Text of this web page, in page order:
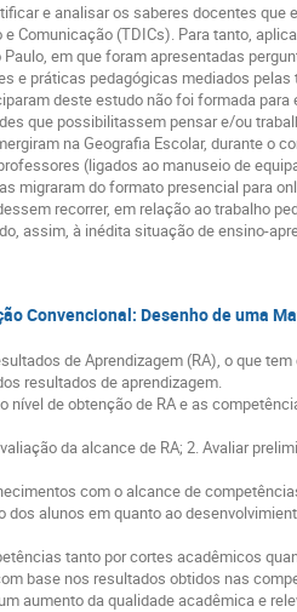
e analisar os saberes docentes que
Comunicação (TDICs). Para tanto,
em que foram apresentadas
e práticas pedagógicas mediados pelas
deste estudo não foi formada para
que possibilitassem pensar e/ou
na Geografia Escolar, durante o
(ligados ao manuseio de
migraram do formato presencial para
recorrer, em relação ao trabalho
assim, à inédita situação de ensino-
Convencional: Desenho de uma
de Aprendizagem (RA), o que tem
resultados de aprendizagem.
de obtenção de RA e as
da alcance de RA; 2. Avaliar
com o alcance de
alunos em quanto ao
tanto por cortes acadêmicos
base nos resultados obtidos nas
aumento da qualidade acadêmica e